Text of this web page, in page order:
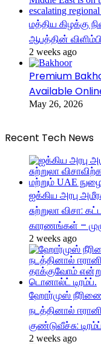
மத்திய கிழக்கு
ஆபத்தின்
2 weeks ago
Premium
Available
May 26, 2026
Recent Tech News
ஐக்கிய அரபு
சுற்றுலா விசா:
காரணங்கள் –
2 weeks ago
ஹோர்முஸ்
நடத்தினால்
குண்டுவீச்சு:
2 weeks ago